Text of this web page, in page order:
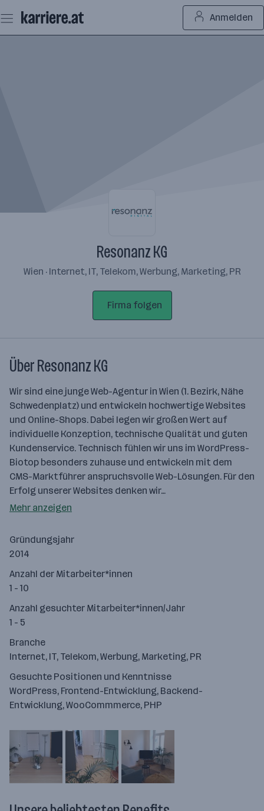
Seiteninhalt
springen
Anmelden
Resonanz KG
Wien · Internet, IT, Telekom, Werbung, Marketing, PR
Firma folgen
Über Resonanz KG
Wir sind eine junge Web-Agentur in Wien (1. Bezirk, Nähe
Schwedenplatz) und entwickeln hochwertige Websites
und Online-Shops. Dabei legen wir großen Wert auf
individuelle Konzeption, technische Qualität und guten
Kundenservice. Technisch fühlen wir uns im WordPress-
Biotop besonders zuhause und entwickeln mit dem
CMS-Marktführer anspruchsvolle Web-Lösungen. Für den
Erfolg unserer Websites denken wir…
Mehr anzeigen
Gründungsjahr
2014
Anzahl der Mitarbeiter*innen
1 - 10
Anzahl gesuchter Mitarbeiter*innen/Jahr
1 - 5
Branche
Internet, IT, Telekom, Werbung, Marketing, PR
Gesuchte Positionen und Kenntnisse
WordPress, Frontend-Entwicklung, Backend-
Entwicklung, WooCommmerce, PHP